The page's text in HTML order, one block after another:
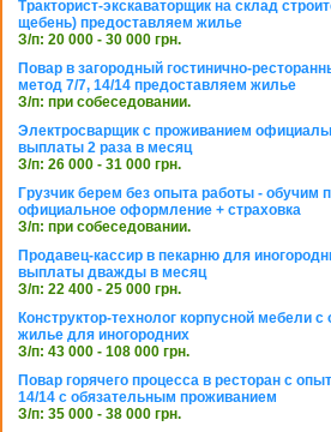
Тракторист-экскаваторщик на склад
щебень) предоставляем жилье
З/п: 20 000 - 30 000 грн.
Повар в загородный гостинично-
метод 7/7, 14/14 предоставляем жилье
З/п: при собеседовании.
Электросварщик с проживанием
выплаты 2 раза в месяц
З/п: 26 000 - 31 000 грн.
Грузчик берем без опыта работы - обучим
официальное оформление + страховка
З/п: при собеседовании.
Продавец-кассир в пекарню для
выплаты дважды в месяц
З/п: 22 400 - 25 000 грн.
Конструктор-технолог корпусной мебели
жилье для иногородних
З/п: 43 000 - 108 000 грн.
Повар горячего процесса в ресторан с
14/14 с обязательным проживанием
З/п: 35 000 - 38 000 грн.